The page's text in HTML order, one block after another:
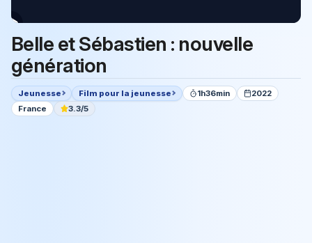
Belle et Sébastien : nouvelle
génération
Jeunesse Film pour la jeunesse 1h36min
2022
France
3.3/5